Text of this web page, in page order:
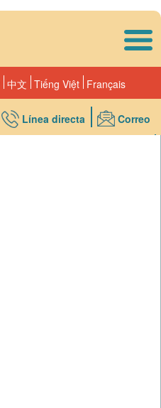
Français
Tiếng Việt
中文
Correo
Línea directa